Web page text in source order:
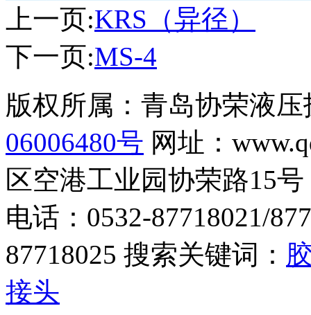
上一页:KRS（异径）
下一页:MS-4
版权所属：青岛协荣液
06006480号 网址：
区空港工业园协荣路15号
电话：0532-87718021/
87718025 搜索关键词：
接头